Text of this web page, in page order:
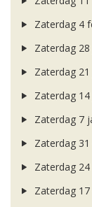
Zaterdag 4
Zaterdag
Zaterdag
Zaterdag
Zaterdag 7
Zaterdag
Zaterdag
Zaterdag